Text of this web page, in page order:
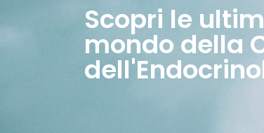
Scopri le
mondo della